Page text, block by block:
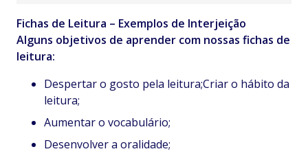
Fichas de Leitura – Exemplos de Interjeição
Alguns objetivos de aprender com nossas fichas de
leitura:
Despertar o gosto pela leitura;Criar o hábito da
leitura;
Aumentar o vocabulário;
Desenvolver a oralidade;